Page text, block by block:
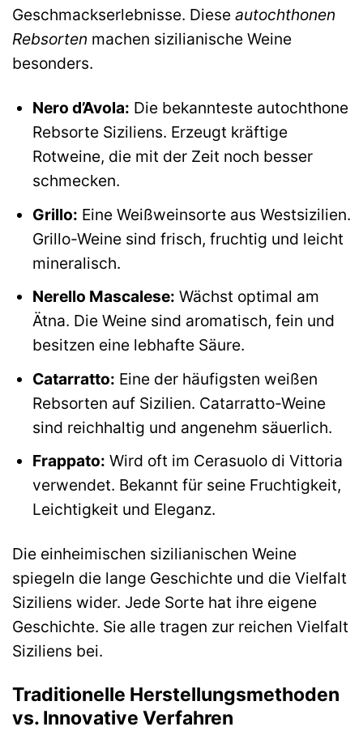
Geschmackserlebnisse. Diese autochthonen
Rebsorten machen sizilianische Weine
besonders.
Nero d’Avola: Die bekannteste autochthone
Rebsorte Siziliens. Erzeugt kräftige
Rotweine, die mit der Zeit noch besser
schmecken.
Grillo: Eine Weißweinsorte aus Westsizilien.
Grillo-Weine sind frisch, fruchtig und leicht
mineralisch.
Nerello Mascalese: Wächst optimal am
Ätna. Die Weine sind aromatisch, fein und
besitzen eine lebhafte Säure.
Catarratto: Eine der häufigsten weißen
Rebsorten auf Sizilien. Catarratto-Weine
sind reichhaltig und angenehm säuerlich.
Frappato: Wird oft im Cerasuolo di Vittoria
verwendet. Bekannt für seine Fruchtigkeit,
Leichtigkeit und Eleganz.
Die einheimischen sizilianischen Weine
spiegeln die lange Geschichte und die Vielfalt
Siziliens wider. Jede Sorte hat ihre eigene
Geschichte. Sie alle tragen zur reichen Vielfalt
Siziliens bei.
Traditionelle Herstellungsmethoden
vs. Innovative Verfahren